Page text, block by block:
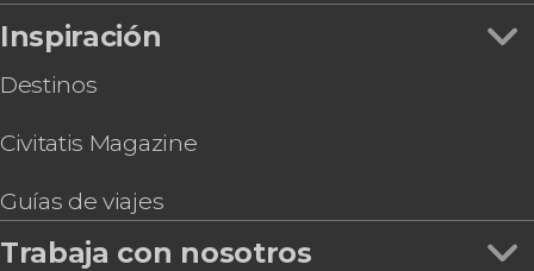
Inspiración
Destinos
Civitatis Magazine
Guías de viajes
Trabaja con nosotros